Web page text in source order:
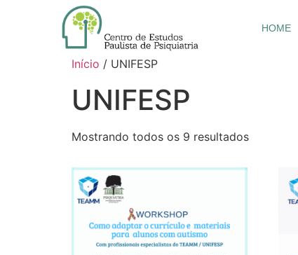
HOME
Início / UNIFESP
UNIFESP
Mostrando todos os 9 resultados